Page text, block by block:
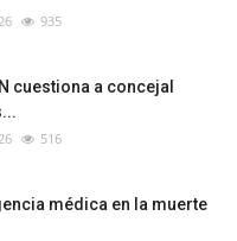
935
cuestiona a concejal
516
médica en la muerte